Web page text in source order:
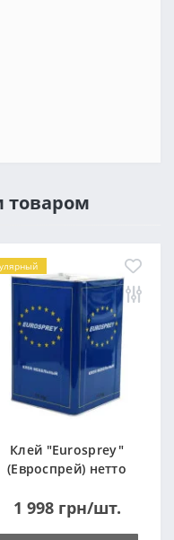
товаром
Клей "Eurosprey"
(Евроспрей) нетто
1 998 грн/шт.